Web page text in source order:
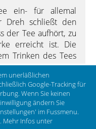
unerläßlichen
Google-Tracking für
Wenn Sie keinen
ändern Sie
im Fussmenu.
Mehr Infos unter
ein- für allemal
Dreh schließt den
der Tee aufhört, zu
erreicht ist. Die
Trinken des Tees
verleiht der
Körper aus
Der Griff aus
moderne Note und
Materialien der